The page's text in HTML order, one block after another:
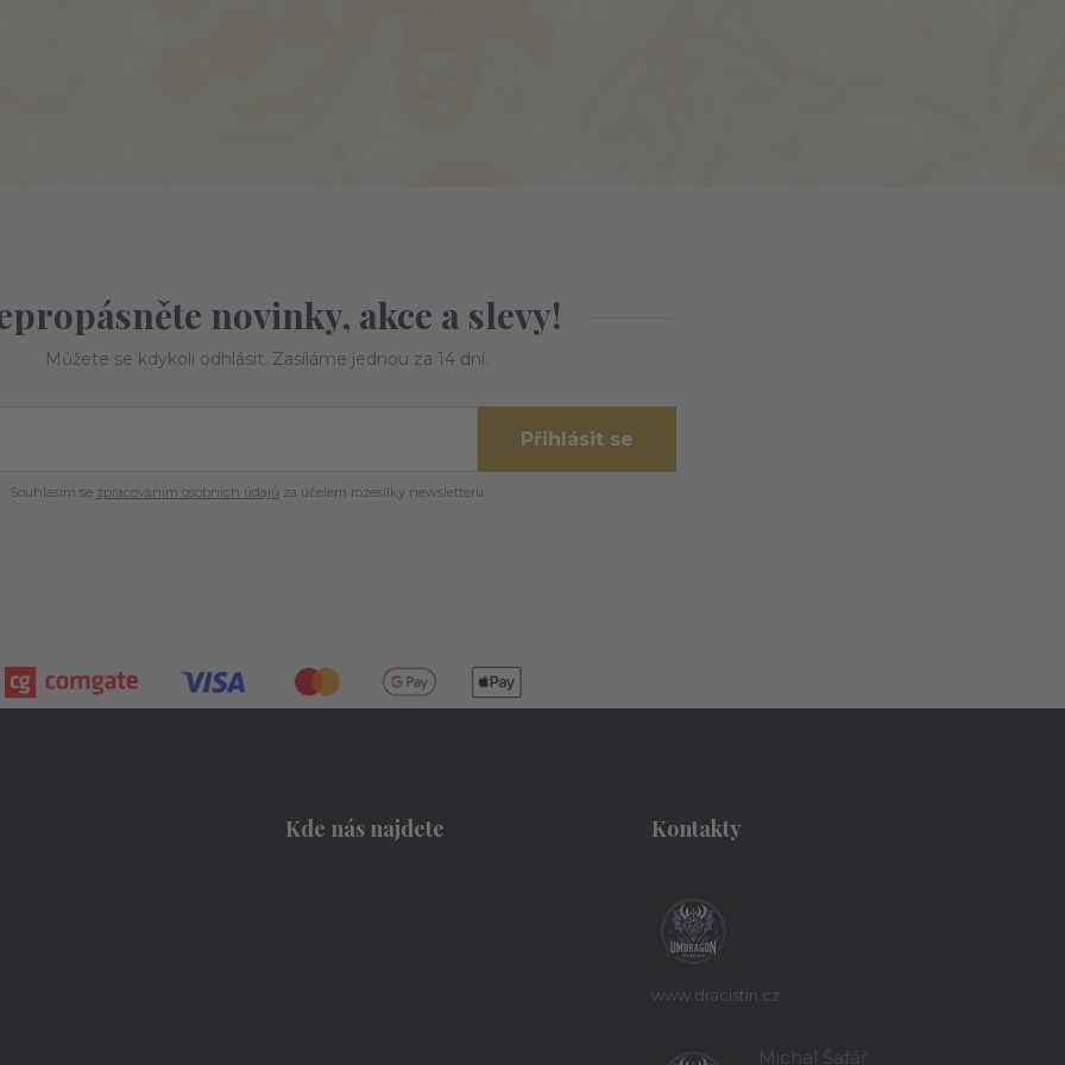
novinky, akce a slevy!
Můžete se kdykoli odhlásit. Zasíláme jednou za 14 dní.
Přihlásit se
Souhlasím se zpracováním osobních údajů za účelem rozesílky newsletteru.
Kde nás najdete Kontakty
www.dracistin.cz
Michal Šafář